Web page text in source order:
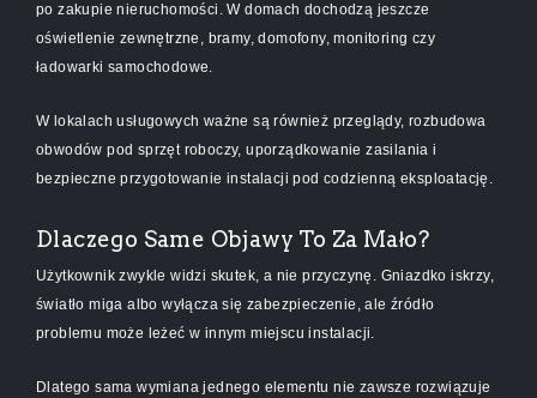
po zakupie nieruchomości. W domach dochodzą jeszcze
oświetlenie zewnętrzne, bramy, domofony, monitoring czy
ładowarki samochodowe.
W lokalach usługowych ważne są również przeglądy, rozbudowa
obwodów pod sprzęt roboczy, uporządkowanie zasilania i
bezpieczne przygotowanie instalacji pod codzienną eksploatację.
Dlaczego Same Objawy To Za Mało?
Użytkownik zwykle widzi skutek, a nie przyczynę. Gniazdko iskrzy,
światło miga albo wyłącza się zabezpieczenie, ale źródło
problemu może leżeć w innym miejscu instalacji.
Dlatego sama wymiana jednego elementu nie zawsze rozwiązuje